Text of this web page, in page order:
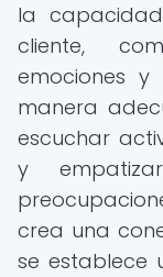
la
cliente,
emociones y
manera
escuchar
y
crea una
se establece